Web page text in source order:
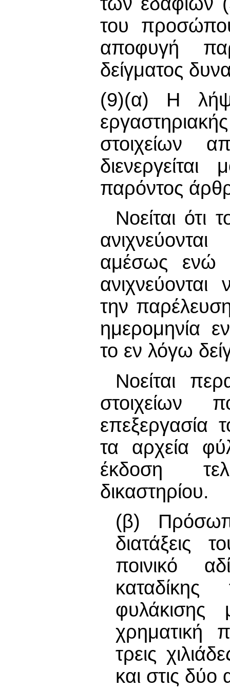
του
αποφυγή
δείγματος
(9)(α) Η
στοιχείων
παρόντος
Νοείται ότι
αμέσως ενώ
ανιχνεύονται
την
ημερομηνία
το εν λόγω
Νοείται
επεξεργασία
τα αρχεία
έκδοση
δικαστηρίου.
(β)
διατάξεις
ποινικό
χρηματική
τρεις
και στις δύο